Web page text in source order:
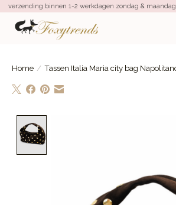
verzending binnen 1-2 werkdagen zondag &
Home / Tassen Italia Maria city bag